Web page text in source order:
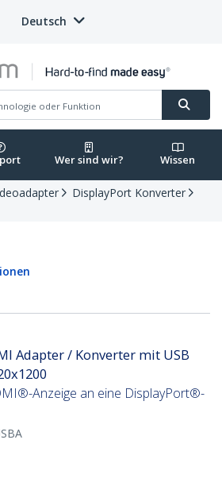
Deutsch
Wer sind wir? Wissen
DisplayPort Konverter
Adapter / Konverter mit USB
Anzeige an eine DisplayPort®-